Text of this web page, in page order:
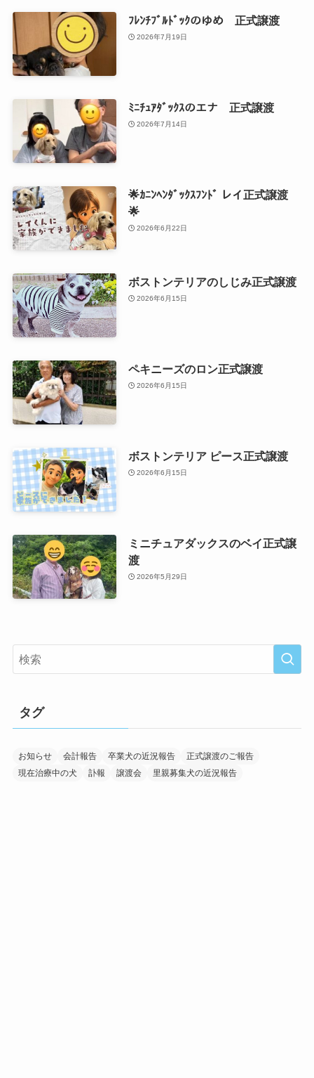
ﾌﾚﾝﾁﾌﾞﾙﾄﾞｯｸのゆめ 正式譲渡
2026年7月19日
ﾐﾆﾁｭｱﾀﾞｯｸｽのエナ 正式譲渡
2026年7月14日
🌟ｶﾆﾝﾍﾝﾀﾞｯｸｽﾌﾝﾄﾞ レイ正式譲渡
🌟
2026年6月22日
ボストンテリアのしじみ正式譲渡
2026年6月15日
ペキニーズのロン正式譲渡
2026年6月15日
ボストンテリア ピース正式譲渡
2026年6月15日
ミニチュアダックスのベイ正式譲
渡
2026年5月29日
タグ
お知らせ 会計報告 卒業犬の近況報告
正式譲渡のご報告
現在治療中の犬
訃報 譲渡会 里親募集犬の近況報告